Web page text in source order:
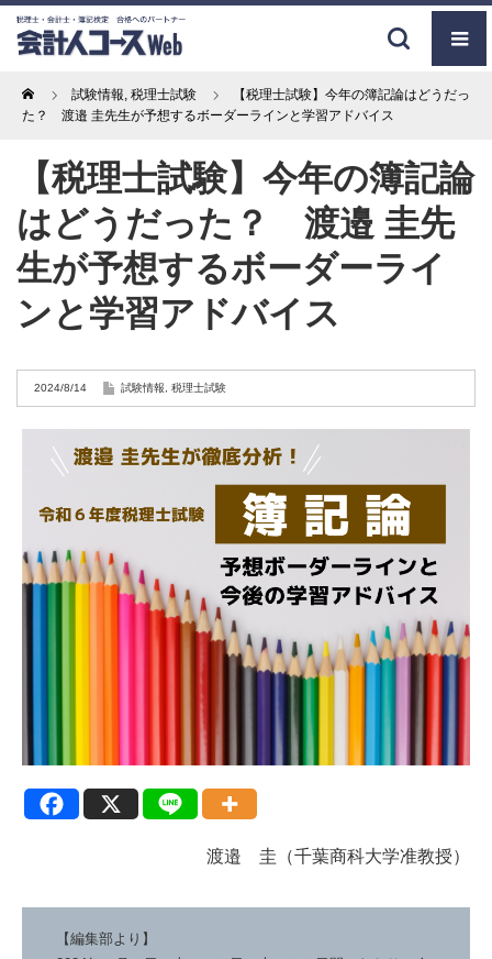
Home 試験情報, 税理士試験
【税理士試験】今年の簿記論はどうだっ
た？ 渡邉 圭先生が予想するボーダーラインと学習アドバイス
【税理士試験】今年の簿記論
はどうだった？ 渡邉 圭先
生が予想するボーダーライ
ンと学習アドバイス
2024/8/14 試験情報 税理士試験
渡邉 圭（千葉商科大学准教授）
【編集部より】